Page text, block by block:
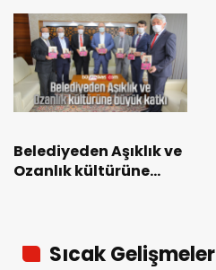
Belediyeden Aşıklık ve
Ozanlık kültürüne
Sıcak Gelişmeler